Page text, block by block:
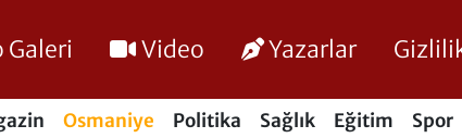
Galeri Video Yazarlar
Osmaniye Politika Sağlık Eğitim Spor